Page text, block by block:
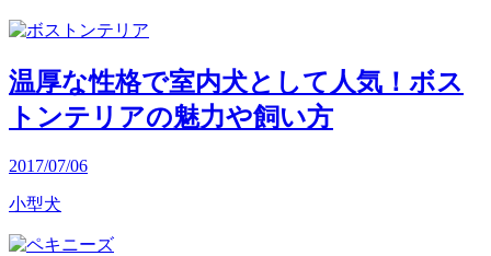
温厚な性格で室内犬として人気！ボス
トンテリアの魅力や飼い方
2017/07/06
小型犬